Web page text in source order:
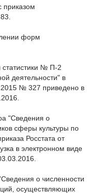
приказом
форм
№ П-2
деятельности" в
№ 327 приведено в
"Сведения о
сферы культуры по
Росстата от
в электронном виде
о численности
осуществляющих